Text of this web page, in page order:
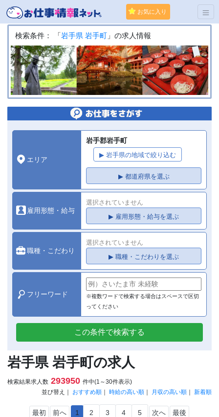
お気に入り
検索条件： 「 岩手県 岩手町 」の求人情報
エリア
岩手郡岩手町
▶ 岩手県の地域で絞り込む
▶ 都道府県を選ぶ
雇用形態・給与
選択されていません
▶ 雇用形態・給与を選ぶ
職種・こだわり
選択されていません
▶ 職種・こだわりを選ぶ
フリーワード
※複数ワードで検索する場合はスペースで区切
ってください
この条件で検索する
岩手県 岩手町の求人
検索結果求人数 293950 件中(1～30件表示)
並び替え｜ おすすめ順 ｜ 時給の高い順 ｜ 月収の高い順 ｜ 新着順
最初 前へ 1 2 3 4 5 次へ 最後